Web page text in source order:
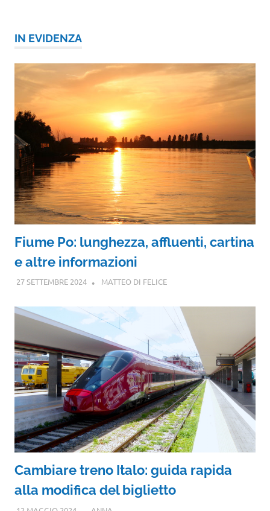
IN EVIDENZA
Fiume Po: lunghezza, affluenti, cartina
e altre informazioni
27 SETTEMBRE 2024 MATTEO DI FELICE
Cambiare treno Italo: guida rapida
alla modifica del biglietto